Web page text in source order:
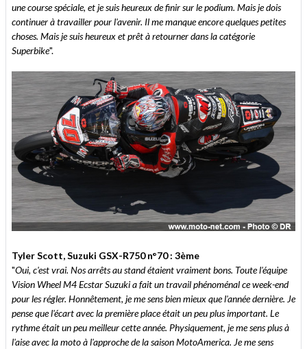
une course spéciale, et je suis heureux de finir sur le podium. Mais je dois
continuer à travailler pour l'avenir. Il me manque encore quelques petites
choses. Mais je suis heureux et prêt à retourner dans la catégorie
Superbike".
Tyler Scott, Suzuki GSX-R750 n°70 : 3ème
"Oui, c'est vrai. Nos arrêts au stand étaient vraiment bons. Toute l'équipe
Vision Wheel M4 Ecstar Suzuki a fait un travail phénoménal ce week-end
pour les régler. Honnêtement, je me sens bien mieux que l'année dernière. Je
pense que l'écart avec la première place était un peu plus important. Le
rythme était un peu meilleur cette année. Physiquement, je me sens plus à
l'aise avec la moto à l'approche de la saison MotoAmerica. Je me sens